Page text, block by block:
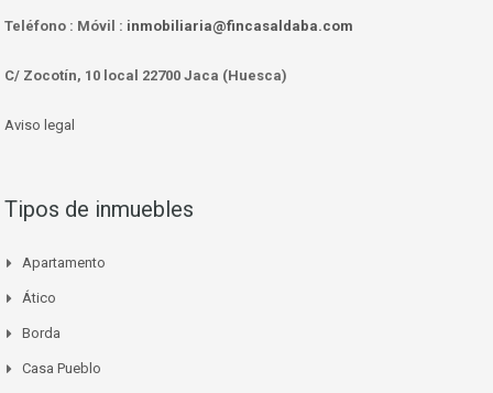
Teléfono : Móvil : inmobiliaria@fincasaldaba.com
C/ Zocotín, 10 local 22700 Jaca (Huesca)
Aviso legal
Tipos de inmuebles
Apartamento
Ático
Borda
Casa Pueblo